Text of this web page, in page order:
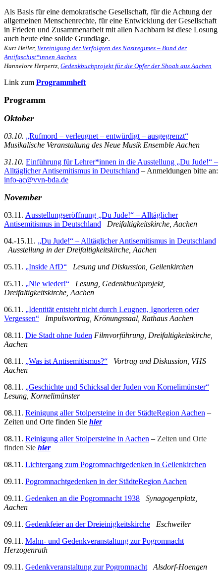
Als Basis für eine demokratische Gesellschaft, für die Achtung der
allgemeinen Menschenrechte, für eine Entwicklung der Gesellschaft
in Frieden und Zusammenarbeit mit allen Nachbarn ist diese Losung
auch heute eine solide Grundlage.
Kurt Heiler, Vereinigung der Verfolgten des Naziregimes – Bund der
Antifaschist*innen Aachen
Hannelore Herpertz, Gedenkbuchprojekt für die Opfer der Shoah aus Aachen
Link zum Programmheft
Programm
Oktober
03.10. „Rufmord – verleugnet – entwürdigt – ausgegrenzt“
Musikalische Veranstaltung des Neue Musik Ensemble Aachen
31.10. Einführung für Lehrer*innen in die Ausstellung „Du Jude!“ –
Alltäglicher Antisemitismus in Deutschland – Anmeldungen bitte an:
info-ac@vvn-bda.de
November
03.11. Ausstellungseröffnung „Du Jude!“ – Alltäglicher
Antisemitismus in Deutschland
Dreifaltigkeitskirche, Aachen
04.-15.11. „Du Jude!“ – Alltäglicher Antisemitismus in Deutschland
Ausstellung in der Dreifaltigkeitskirche, Aachen
05.11. „Inside AfD“
Lesung und Diskussion, Geilenkirchen
05.11. „Nie wieder!“
Lesung, Gedenkbuchprojekt,
Dreifaltigkeitskirche, Aachen
06.11. „Identität entsteht nicht durch Leugnen, Ignorieren oder
Vergessen“
Impulsvortrag, Krönungssaal, Rathaus Aachen
08.11. Die Stadt ohne Juden Filmvorführung, Dreifaltigkeitskirche,
Aachen
08.11. „Was ist Antisemitismus?“
Vortrag und Diskussion, VHS
Aachen
08.11. „Geschichte und Schicksal der Juden von Kornelimünster“
Lesung, Kornelimünster
08.11. Reinigung aller Stolpersteine in der StädteRegion Aachen –
Zeiten und Orte finden Sie hier
08.11. Reinigung aller Stolpersteine in Aachen – Zeiten und Orte
finden Sie hier
08.11. Lichtergang zum Pogromnachtgedenken in Geilenkirchen
09.11. Pogromnachtgedenken in der StädteRegion Aachen
09.11. Gedenken an die Pogromnacht 1938
Synagogenplatz,
Aachen
09.11. Gedenkfeier an der Dreieinigkeitskirche
Eschweiler
09.11. Mahn- und Gedenkveranstaltung zur Pogromnacht
Herzogenrath
09.11. Gedenkveranstaltung zur Pogromnacht
Alsdorf-Hoengen